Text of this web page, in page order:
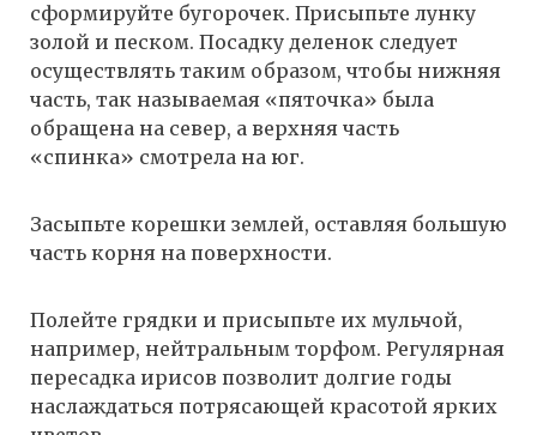
сформируйте бугорочек. Присыпьте лунку
золой и песком. Посадку деленок следует
осуществлять таким образом, чтобы нижняя
часть, так называемая «пяточка» была
обращена на север, а верхняя часть
«спинка» смотрела на юг.
Засыпьте корешки землей, оставляя большую
часть корня на поверхности.
Полейте грядки и присыпьте их мульчой,
например, нейтральным торфом. Регулярная
пересадка ирисов позволит долгие годы
наслаждаться потрясающей красотой ярких